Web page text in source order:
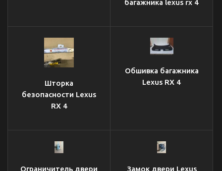
багажника lexus rx 4
Шторка
безопасности Lexus
RX 4
Обшивка багажника
Lexus RX 4
Ограничитель двери Замок двери Lexus